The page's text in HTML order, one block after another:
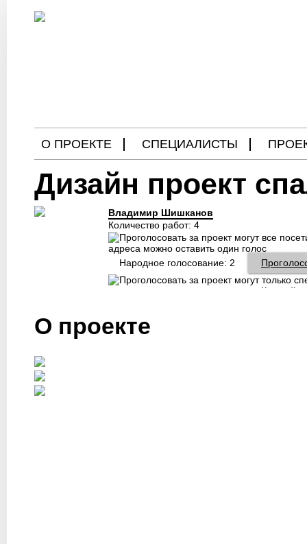
О ПРОЕКТЕ СПЕЦИАЛИСТЫ
БЛОГ
Дизайн проект
Владимир Шишканов
Количество работ: 4
Народное голосование: 2
О проекте